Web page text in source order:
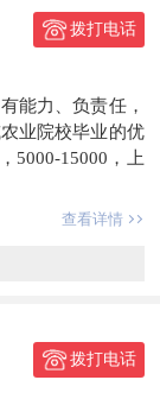
拨打电话
能力、负责任，
业院校毕业的优
5000-15000，上
查看详情
拨打电话